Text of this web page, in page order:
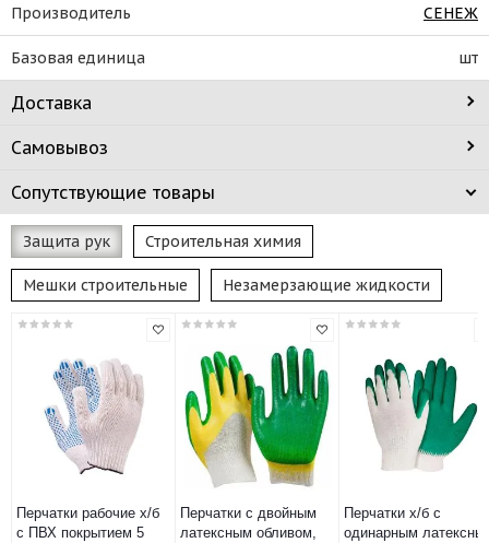
Производитель СЕНЕЖ
Базовая единица шт
Доставка
Самовывоз
Сопутствующие товары
Защита рук Строительная химия
Мешки строительные Незамерзающие жидкости
Перчатки рабочие х/б
с ПВХ покрытием 5
Перчатки с двойным
латексным обливом,
Перчатки х/б с
одинарным